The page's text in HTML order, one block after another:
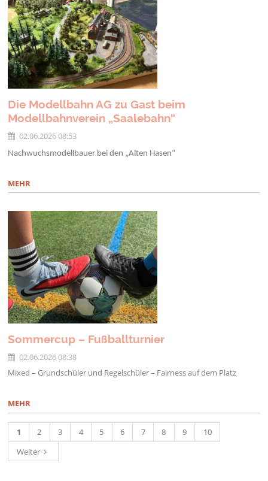
Die Modellbahn AG zu Gast beim
Modellbahnverein „Saalebahn“
02.06.2026 08:53
Nachwuchsmodellbauer bei den „Alten Hasen“
MEHR
Sommercup – Fußballturnier
02.06.2026 08:38
Mixed – Grundschüler und Regelschüler – Fairness auf dem Platz
MEHR
1 2 3 4 5 6 7 8 9
10
Weiter